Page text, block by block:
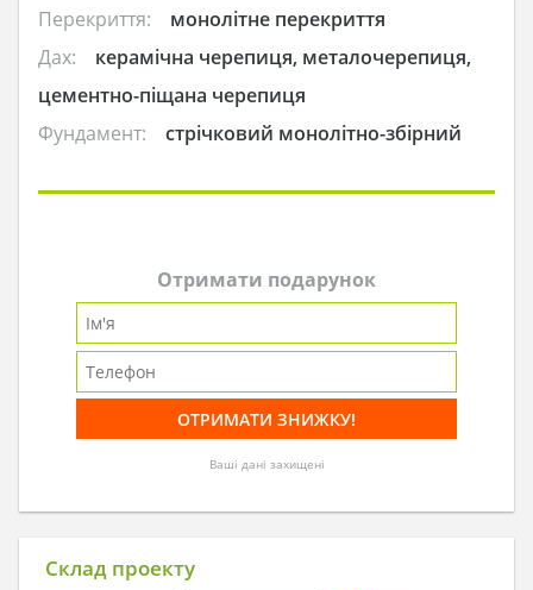
Перекриття:
монолітне перекриття
Дах:
керамічна черепиця, металочерепиця,
цементно-піщана черепиця
Фундамент:
стрічковий монолітно-збірний
Отримати подарунок
Ваші дані захищені
Склад проекту